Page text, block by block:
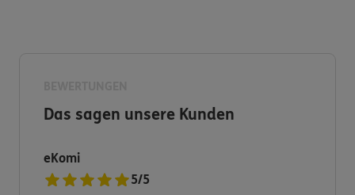
Serviceangebot?
Dann nehmen Sie Kontakt zu uns auf.
Das sagen unsere Kunden
eKomi
5/5